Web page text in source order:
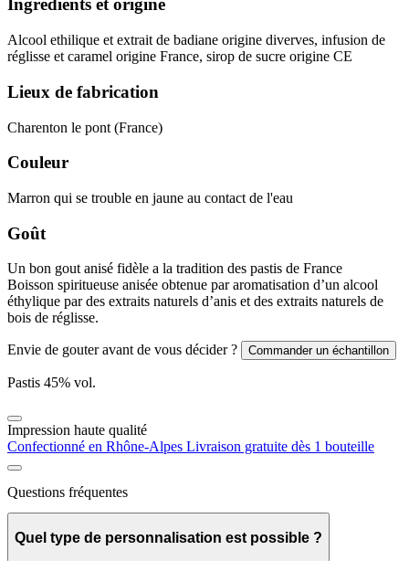
Ingrédients et origine
Alcool ethilique et extrait de badiane origine diverves, infusion de
réglisse et caramel origine France, sirop de sucre origine CE
Lieux de fabrication
Charenton le pont (France)
Couleur
Marron qui se trouble en jaune au contact de l'eau
Goût
Un bon gout anisé fidèle a la tradition des pastis de France
Boisson spiritueuse anisée obtenue par aromatisation d’un alcool
éthylique par des extraits naturels d’anis et des extraits naturels de
bois de réglisse.
Envie de gouter avant de vous décider ? Commander un échantillon
Pastis 45% vol.
Impression haute qualité
Confectionné en Rhône-Alpes Livraison gratuite dès 1 bouteille
Questions fréquentes
Quel type de personnalisation est possible ?